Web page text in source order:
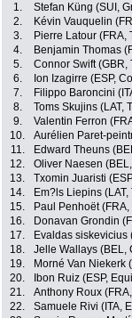
1. Stefan Küng (SUI,
2.
Kévin Vauquelin
3.
Pierre Latour (FRA,
4.
Benjamin Thomas
5.
Connor Swift (GBR,
6.
Ion Izagirre (ESP,
7.
Filippo Baroncini
8.
Toms Skujins (LAT,
9.
Valentin Ferron
10.
Aurélien Paret-
11.
Edward Theuns
12.
Oliver Naesen
13.
Txomin Juaristi
14.
Em?ls Liepins
15.
Paul Penhoët
16.
Donavan Grondin
17.
Evaldas siskevicius
18.
Jelle Wallays (BEL,
19.
Morné Van Niekerk
20.
Ibon Ruiz (ESP,
21.
Anthony Roux
22.
Samuele Rivi (ITA,